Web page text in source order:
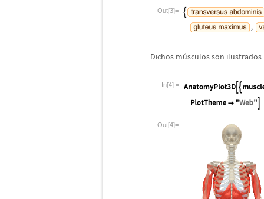
Out[3]=
Dichos músculos son
In[4]:=
Out[4]=